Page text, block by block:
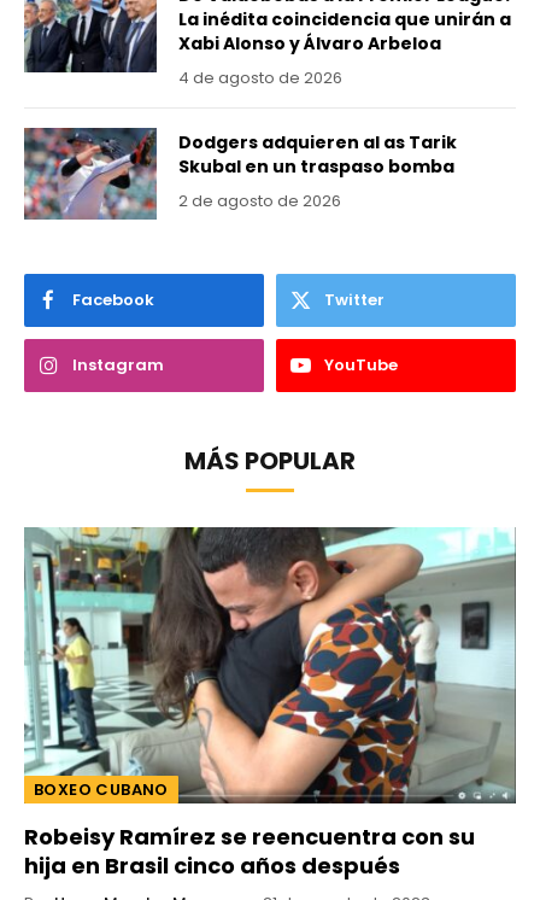
La inédita coincidencia que unirán a
Xabi Alonso y Álvaro Arbeloa
4 de agosto de 2026
Dodgers adquieren al as Tarik
Skubal en un traspaso bomba
2 de agosto de 2026
Facebook Twitter
Instagram YouTube
MÁS POPULAR
BOXEO CUBANO
Robeisy Ramírez se reencuentra con su
hija en Brasil cinco años después